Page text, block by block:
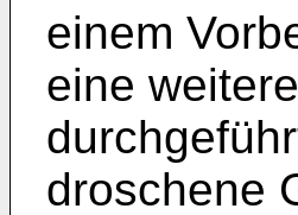
einem
eine
droschene